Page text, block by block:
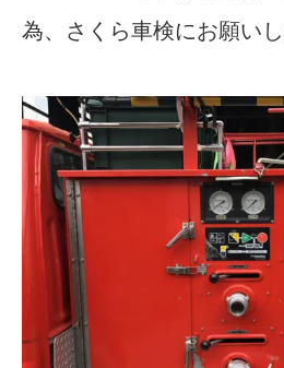
為、さくら車検にお願いし